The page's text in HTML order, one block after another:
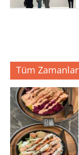
Tüm Zamanlar